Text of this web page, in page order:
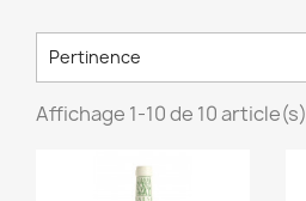
Pertinence
Affichage 1-10 de 10 article(s)